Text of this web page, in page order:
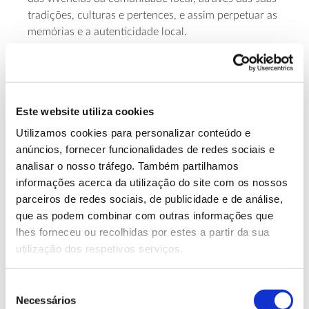
Este website utiliza cookies
Utilizamos cookies para personalizar conteúdo e
anúncios, fornecer funcionalidades de redes sociais e
analisar o nosso tráfego. Também partilhamos
informações acerca da utilização do site com os nossos
parceiros de redes sociais, de publicidade e de análise,
que as podem combinar com outras informações que
lhes forneceu ou recolhidas por estes a partir da sua
utilização dos respetivos serviços.
Necessários
tradições, culturas e pertences, e assim perpetuar as
memórias e a autenticidade local.
Pretende-se ainda promover rotas de interação e
reabilitação de locais e tradição como: a ‘rota dos
breu’, com interpretação do fabrico e aproveitamento
adaptadas às culturas existentes e com a cocriação/
participação ativa de quem visite a localidade nas
experiências promovidas; as ‘rotas ambientais’, com
interpretação da fauna e flora locais, entre outras.
Com o desenvolvimento deste Museu queremos,
também, proporcionar aos visitantes (turistas)
experiências únicas e autênticas, através de visitas
onde se promove o contacto, a interação e
contribuindo assim para a sua aprendizagem e